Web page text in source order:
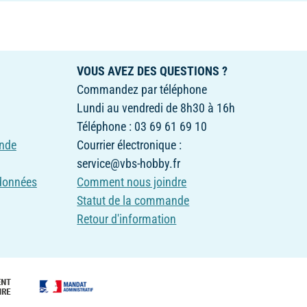
VOUS AVEZ DES QUESTIONS ?
Commandez par téléphone
Lundi au vendredi de 8h30 à 16h
Téléphone : 03 69 61 69 10
Courrier électronique :
service@vbs-hobby.fr
Comment nous joindre
Statut de la commande
Retour d'information